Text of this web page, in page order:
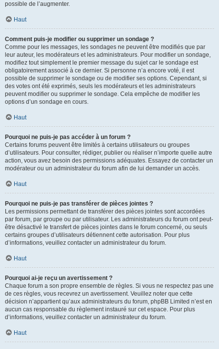
possible de l’augmenter.
Haut
Comment puis-je modifier ou supprimer un sondage ?
Comme pour les messages, les sondages ne peuvent être modifiés que par
leur auteur, les modérateurs et les administrateurs. Pour modifier un sondage,
modifiez tout simplement le premier message du sujet car le sondage est
obligatoirement associé à ce dernier. Si personne n’a encore voté, il est
possible de supprimer le sondage ou de modifier ses options. Cependant, si
des votes ont été exprimés, seuls les modérateurs et les administrateurs
peuvent modifier ou supprimer le sondage. Cela empêche de modifier les
options d’un sondage en cours.
Haut
Pourquoi ne puis-je pas accéder à un forum ?
Certains forums peuvent être limités à certains utilisateurs ou groupes
d’utilisateurs. Pour consulter, rédiger, publier ou réaliser n’importe quelle autre
action, vous avez besoin des permissions adéquates. Essayez de contacter un
modérateur ou un administrateur du forum afin de lui demander un accès.
Haut
Pourquoi ne puis-je pas transférer de pièces jointes ?
Les permissions permettant de transférer des pièces jointes sont accordées
par forum, par groupe ou par utilisateur. Les administrateurs du forum ont peut-
être désactivé le transfert de pièces jointes dans le forum concerné, ou seuls
certains groupes d’utilisateurs détiennent cette autorisation. Pour plus
d’informations, veuillez contacter un administrateur du forum.
Haut
Pourquoi ai-je reçu un avertissement ?
Chaque forum a son propre ensemble de règles. Si vous ne respectez pas une
de ces règles, vous recevrez un avertissement. Veuillez noter que cette
décision n’appartient qu’aux administrateurs du forum, phpBB Limited n’est en
aucun cas responsable du règlement instauré sur cet espace. Pour plus
d’informations, veuillez contacter un administrateur du forum.
Haut